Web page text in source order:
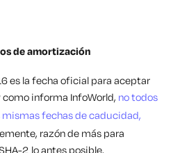
de amortización
es la fecha oficial para aceptar
como informa InfoWorld, no todos
mismas fechas de caducidad,
razón de más para
2 lo antes posible.